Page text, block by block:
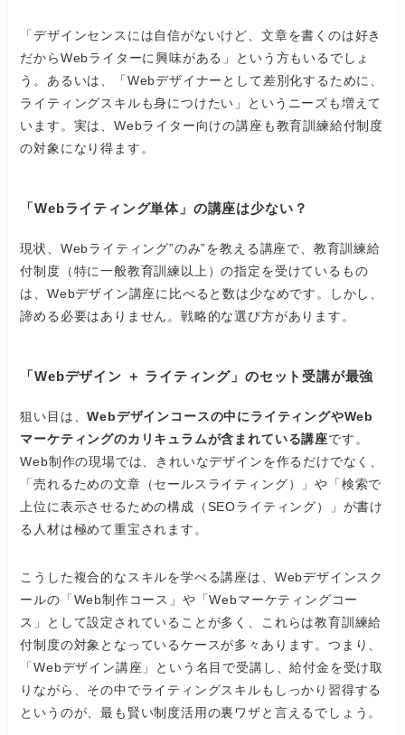
「デザインセンスには自信がないけど、文章を書くのは好き
だからWebライターに興味がある」という方もいるでしょ
う。あるいは、「Webデザイナーとして差別化するために、
ライティングスキルも身につけたい」というニーズも増えて
います。実は、Webライター向けの講座も教育訓練給付制度
の対象になり得ます。
「Webライティング単体」の講座は少ない？
現状、Webライティング”のみ”を教える講座で、教育訓練給
付制度（特に一般教育訓練以上）の指定を受けているもの
は、Webデザイン講座に比べると数は少なめです。しかし、
諦める必要はありません。戦略的な選び方があります。
「Webデザイン ＋ ライティング」のセット受講が最強
狙い目は、Webデザインコースの中にライティングやWeb
マーケティングのカリキュラムが含まれている講座です。
Web制作の現場では、きれいなデザインを作るだけでなく、
「売れるための文章（セールスライティング）」や「検索で
上位に表示させるための構成（SEOライティング）」が書け
る人材は極めて重宝されます。
こうした複合的なスキルを学べる講座は、Webデザインスク
ールの「Web制作コース」や「Webマーケティングコー
ス」として設定されていることが多く、これらは教育訓練給
付制度の対象となっているケースが多々あります。つまり、
「Webデザイン講座」という名目で受講し、給付金を受け取
りながら、その中でライティングスキルもしっかり習得する
というのが、最も賢い制度活用の裏ワザと言えるでしょう。